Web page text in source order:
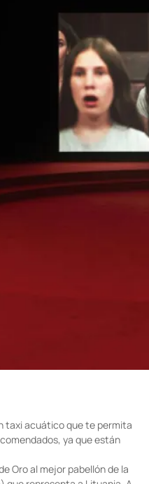
taxi acuático que te permita
ya que están
Oro al mejor pabellón de la